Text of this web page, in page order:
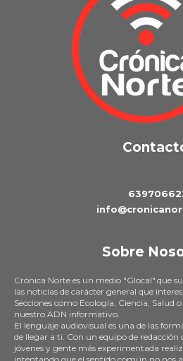
Sobre
Crónica Norte es un medio "Glocal".que
las noticias de carácter general que
Secciones como Ecología, Ciencia, Salud
nuestro ADN informativo.
El lenguaje audiovisual es una de las
de llegar a ti. Con un equipo de redacción
jóvenes y gente más experimentada